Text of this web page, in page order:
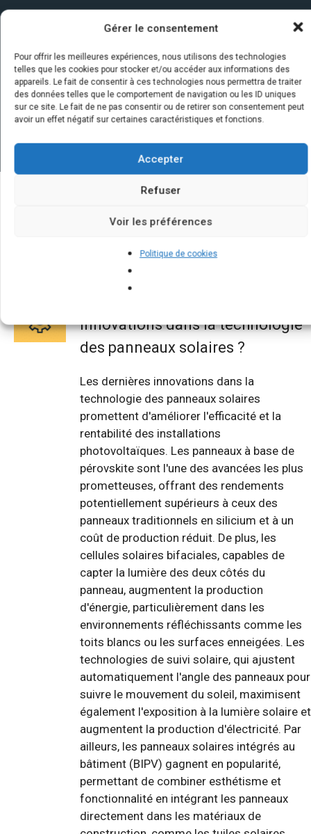
Gérer le consentement
Pour offrir les meilleures expériences, nous utilisons des technologies
telles que les cookies pour stocker et/ou accéder aux informations des
appareils. Le fait de consentir à ces technologies nous permettra de traiter
des données telles que le comportement de navigation ou les ID uniques
sur ce site. Le fait de ne pas consentir ou de retirer son consentement peut
avoir un effet négatif sur certaines caractéristiques et fonctions.
Accepter
Refuser
Voir les préférences
Politique de cookies
Quelques infos sur nos centrales
solaires : questions et réponses
innovations dans la technologie
des panneaux solaires ?
Les dernières innovations dans la
technologie des panneaux solaires
promettent d'améliorer l'efficacité et la
rentabilité des installations
photovoltaïques. Les panneaux à base de
pérovskite sont l'une des avancées les plus
prometteuses, offrant des rendements
potentiellement supérieurs à ceux des
panneaux traditionnels en silicium et à un
coût de production réduit. De plus, les
cellules solaires bifaciales, capables de
capter la lumière des deux côtés du
panneau, augmentent la production
d'énergie, particulièrement dans les
environnements réfléchissants comme les
toits blancs ou les surfaces enneigées. Les
technologies de suivi solaire, qui ajustent
automatiquement l'angle des panneaux pour
suivre le mouvement du soleil, maximisent
également l'exposition à la lumière solaire et
augmentent la production d'électricité. Par
ailleurs, les panneaux solaires intégrés au
bâtiment (BIPV) gagnent en popularité,
permettant de combiner esthétisme et
fonctionnalité en intégrant les panneaux
directement dans les matériaux de